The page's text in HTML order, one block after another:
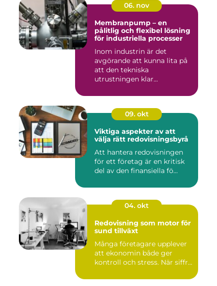
06. nov
Membranpump – en
pålitlig och flexibel lösning
för industriella processer
Inom industrin är det
avgörande att kunna lita på
att den tekniska
utrustningen klar...
09. okt
Viktiga aspekter av att
välja rätt redovisningsbyrå
Att hantera redovisningen
för ett företag är en kritisk
del av den finansiella fö...
04. okt
Redovisning som motor för
sund tillväxt
Många företagare upplever
att ekonomin både ger
kontroll och stress. När siffr...